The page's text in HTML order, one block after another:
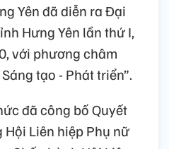
Yên đã diễn ra Đại
Hưng Yên lần thứ I,
với phương châm
tạo - Phát triển”.
đã công bố Quyết
Liên hiệp Phụ nữ